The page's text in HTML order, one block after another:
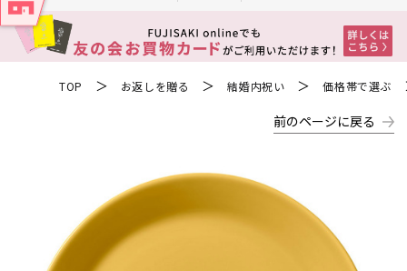
TOP ＞ お返しを贈る ＞ 結婚内祝い ＞ 価格帯で選ぶ
前のページに戻る